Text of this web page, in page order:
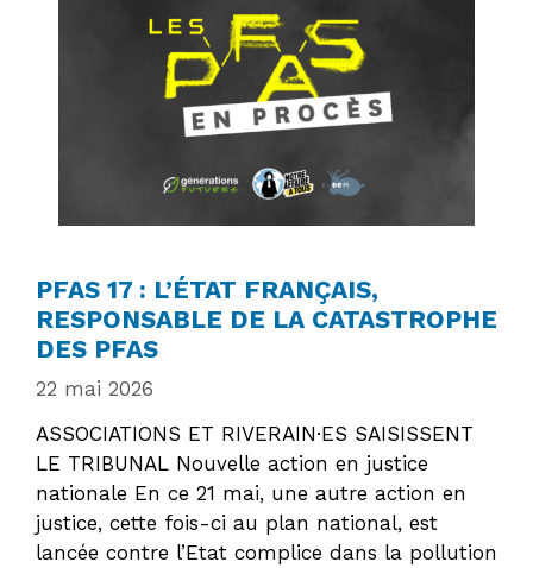
PFAS 17 : L’ÉTAT FRANÇAIS,
RESPONSABLE DE LA CATASTROPHE
DES PFAS
22 mai 2026
ASSOCIATIONS ET RIVERAIN·ES SAISISSENT
LE TRIBUNAL Nouvelle action en justice
nationale En ce 21 mai, une autre action en
justice, cette fois-ci au plan national, est
lancée contre l’Etat complice dans la pollution